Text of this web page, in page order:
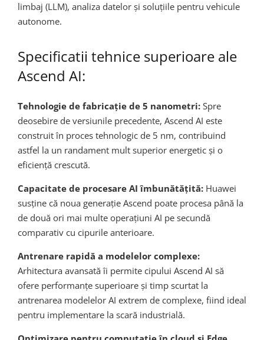
limbaj (LLM), analiza datelor și soluțiile pentru vehicule
autonome.
Specificatii tehnice superioare ale
Ascend AI:
Tehnologie de fabricație de 5 nanometri: Spre
deosebire de versiunile precedente, Ascend AI este
construit în proces tehnologic de 5 nm, contribuind
astfel la un randament mult superior energetic și o
eficiență crescută.
Capacitate de procesare AI îmbunătățită: Huawei
susține că noua generație Ascend poate procesa până la
de două ori mai multe operațiuni AI pe secundă
comparativ cu cipurile anterioare.
Antrenare rapidă a modelelor complexe:
Arhitectura avansată îi permite cipului Ascend AI să
ofere performanțe superioare și timp scurtat la
antrenarea modelelor AI extrem de complexe, fiind ideal
pentru implementare la scară industrială.